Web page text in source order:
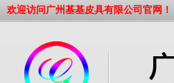
欢迎访问广州基基皮具有限公司官网！